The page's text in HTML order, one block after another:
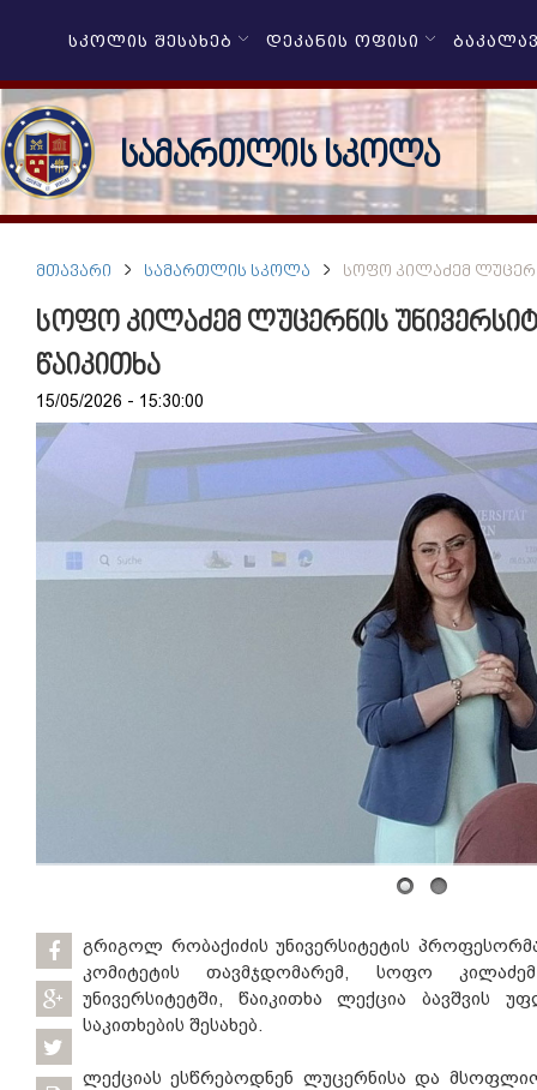
ᲡᲙᲝᲚᲘᲡ ᲨᲔᲡᲐᲮᲔᲑ ᲓᲔᲙᲐᲜᲘᲡ ᲝᲤᲘᲡᲘ
სამართლის სკოლა
ᲛᲗᲐᲕᲐᲠᲘ ᲡᲐᲛᲐᲠᲗᲚᲘᲡ ᲡᲙᲝᲚᲐ ᲡᲝᲤᲝ ᲙᲘᲚᲐᲫᲔᲛ
სოფო კილაძემ ლუცერნის
წაიკითხა
15/05/2026 - 15:30:00
გრიგოლ რობაქიძის უნივერსიტეტის
კომიტეტის თავმჯდომარემ, სოფო
უნივერსიტეტში, წაიკითხა ლექცია ბავშვის
საკითხების შესახებ.
ლექციას ესწრებოდნენ ლუცერნისა და